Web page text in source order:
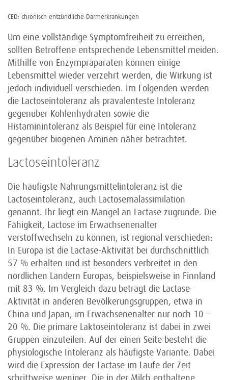
CED: chronisch entzündliche Darmerkrankungen
Um eine vollständige Symptomfreiheit zu erreichen,
sollten Betroffene entsprechende Lebensmittel meiden.
Mithilfe von Enzympräparaten können einige
Lebensmittel wieder verzehrt werden, die Wirkung ist
jedoch individuell verschieden. Im Folgenden werden
die Lactoseintoleranz als prävalenteste Intoleranz
gegenüber Kohlenhydraten sowie die
Histaminintoleranz als Beispiel für eine Intoleranz
gegenüber biogenen Aminen näher betrachtet.
Lactoseintoleranz
Die häufigste Nahrungsmittelintoleranz ist die
Lactoseintoleranz, auch Lactosemalassimilation
genannt. Ihr liegt ein Mangel an Lactase zugrunde. Die
Fähigkeit, Lactose im Erwachsenenalter
verstoffwechseln zu können, ist regional verschieden:
In Europa ist die Lactase-Aktivität bei durchschnittlich
57 % erhalten und ist besonders verbreitet in den
nördlichen Ländern Europas, beispielsweise in Finnland
mit 83 %. Im Vergleich dazu beträgt die Lactase-
Aktivität in anderen Bevölkerungsgruppen, etwa in
China und Japan, im Erwachsenenalter nur noch 10 –
20 %. Die primäre Laktoseintoleranz ist dabei in zwei
Gruppen einzuteilen. Auf der einen Seite besteht die
physiologische Intoleranz als häufigste Variante. Dabei
wird die Expression der Lactase im Laufe der Zeit
schrittweise weniger. Die in der Milch enthaltene